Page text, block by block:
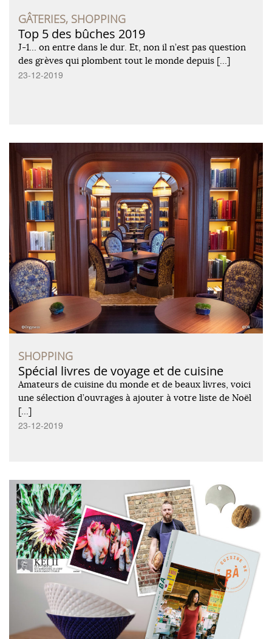
GÂTERIES, SHOPPING
Top 5 des bûches 2019
J-1… on entre dans le dur. Et, non il n’est pas question
des grèves qui plombent tout le monde depuis […]
23-12-2019
SHOPPING
Spécial livres de voyage et de cuisine
Amateurs de cuisine du monde et de beaux livres, voici
une sélection d’ouvrages à ajouter à votre liste de Noël
[…]
23-12-2019